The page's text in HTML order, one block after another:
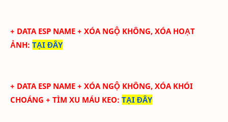
+ DATA ESP NAME + XÓA NGỘ KHÔNG, XÓA HOẠT
ẢNH: TẠI ĐÂY
+ DATA ESP NAME + XÓA NGỘ KHÔNG, XÓA KHÓI
CHOÁNG + TÌM XU MÁU KEO: TẠI ĐÂY